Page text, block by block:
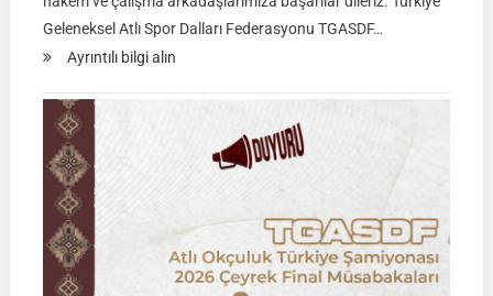
Geleneksel Atlı Spor Dalları Federasyonu TGASDF…
Ayrıntılı bilgi alın:
Federasyon
Müsabakası
02
Ağustos
2026